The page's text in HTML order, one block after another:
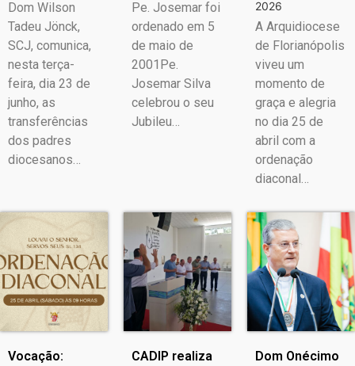
Dom Wilson
Tadeu Jönck,
SCJ, comunica,
nesta terça-
feira, dia 23 de
junho, as
transferências
dos padres
diocesanos…
Pe. Josemar foi
ordenado em 5
de maio de
2001Pe.
Josemar Silva
celebrou o seu
Jubileu…
2026
A Arquidiocese
de Florianópolis
viveu um
momento de
graça e alegria
no dia 25 de
abril com a
ordenação
diaconal…
Vocação:
CADIP realiza
Dom Onécimo